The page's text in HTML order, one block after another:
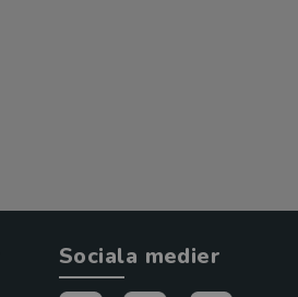
Sociala medier